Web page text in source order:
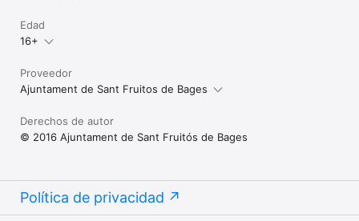
Edad
16+
Proveedor
Ajuntament de Sant Fruitos de Bages
Derechos de autor
© 2016 Ajuntament de Sant Fruitós de Bages
Política de privacidad